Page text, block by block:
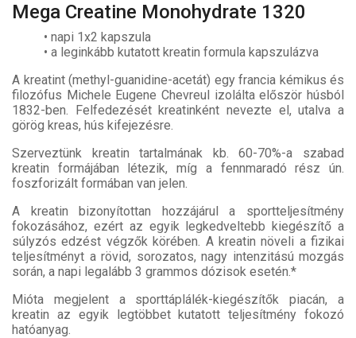
Mega Creatine Monohydrate 1320
• napi 1x2 kapszula
• a leginkább kutatott kreatin formula kapszulázva
A kreatint (methyl-guanidine-acetát) egy francia kémikus és
filozófus Michele Eugene Chevreul izolálta először húsból
1832-ben. Felfedezését kreatinként nevezte el, utalva a
görög kreas, hús kifejezésre.
Szerveztünk kreatin tartalmának kb. 60-70%-a szabad
kreatin formájában létezik, míg a fennmaradó rész ún.
foszforizált formában van jelen.
A kreatin bizonyítottan hozzájárul a sportteljesítmény
fokozásához, ezért az egyik legkedveltebb kiegészítő a
súlyzós edzést végzők körében. A kreatin növeli a fizikai
teljesítményt a rövid, sorozatos, nagy intenzitású mozgás
során, a napi legalább 3 grammos dózisok esetén.*
Mióta megjelent a sporttáplálék-kiegészítők piacán, a
kreatin az egyik legtöbbet kutatott teljesítmény fokozó
hatóanyag.